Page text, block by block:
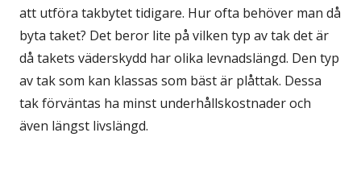
att utföra takbytet tidigare. Hur ofta behöver man då
byta taket? Det beror lite på vilken typ av tak det är
då takets väderskydd har olika levnadslängd. Den typ
av tak som kan klassas som bäst är plåttak. Dessa
tak förväntas ha minst underhållskostnader och
även längst livslängd.